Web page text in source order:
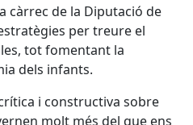
càrrec de la Diputació de
per treure el
tot fomentant la
dels infants.
i constructiva sobre
molt més del que ens